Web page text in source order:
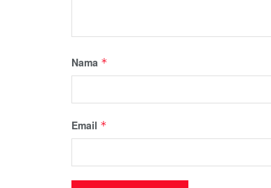
Nama *
Email *